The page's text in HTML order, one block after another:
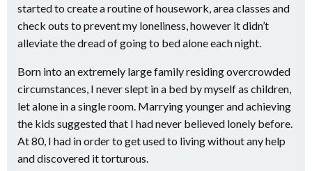
started to create a routine of housework, area classes and
check outs to prevent my loneliness, however it didn’t
alleviate the dread of going to bed alone each night.
Born into an extremely large family residing overcrowded
circumstances, I never slept in a bed by myself as children,
let alone in a single room. Marrying younger and achieving
the kids suggested that I had never believed lonely before.
At 80, I had in order to get used to living without any help
and discovered it torturous.